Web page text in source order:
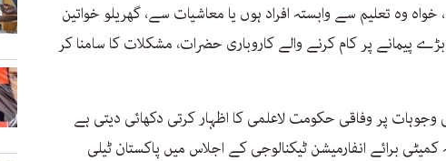
وہ تعلیم سے وابستہ افراد ہوں یا معاشیات سے، گھریلو خواتین
بڑے پیمانے پر کام کرنے والے کاروباری حضرات، مشکلات کا سامنا کر
وجوہات پر وفاقی حکومت لاعلمی کا اظہار کرتی دکھائی دیتی ہے
برائے انفارمیشن ٹیکنالوجی کے اجلاس میں پاکستان ٹیلی